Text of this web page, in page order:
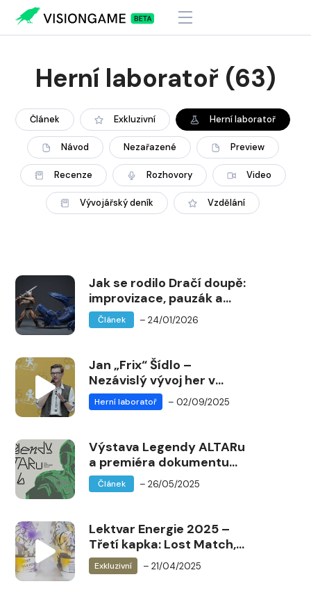
Herní laboratoř (63)
Článek Exkluzivní Herní laboratoř
Návod Nezařazené Preview
Recenze Rozhovory Video
Vývojářský deník Vzdělání
Jak se rodilo Dračí doupě:
improvizace, pauzák a
Vánoce 1990
Článek – 24/01/2026
Jan „Frix“ Šídlo –
Nezávislý vývoj her v
Unity
Herní laboratoř – 02/09/2025
Výstava Legendy ALTARu
a premiéra dokumentu
na Game Access 2025
Článek – 26/05/2025
Lektvar Energie 2025 –
Třetí kapka: Lost Match,
Prší
Exkluzivní – 21/04/2025